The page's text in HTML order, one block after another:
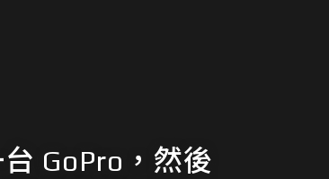
GoPro，然後